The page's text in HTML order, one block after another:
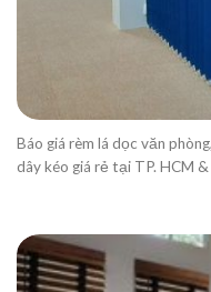
Báo giá rèm lá dọc văn
dây kéo giá rẻ tại TP. HCM